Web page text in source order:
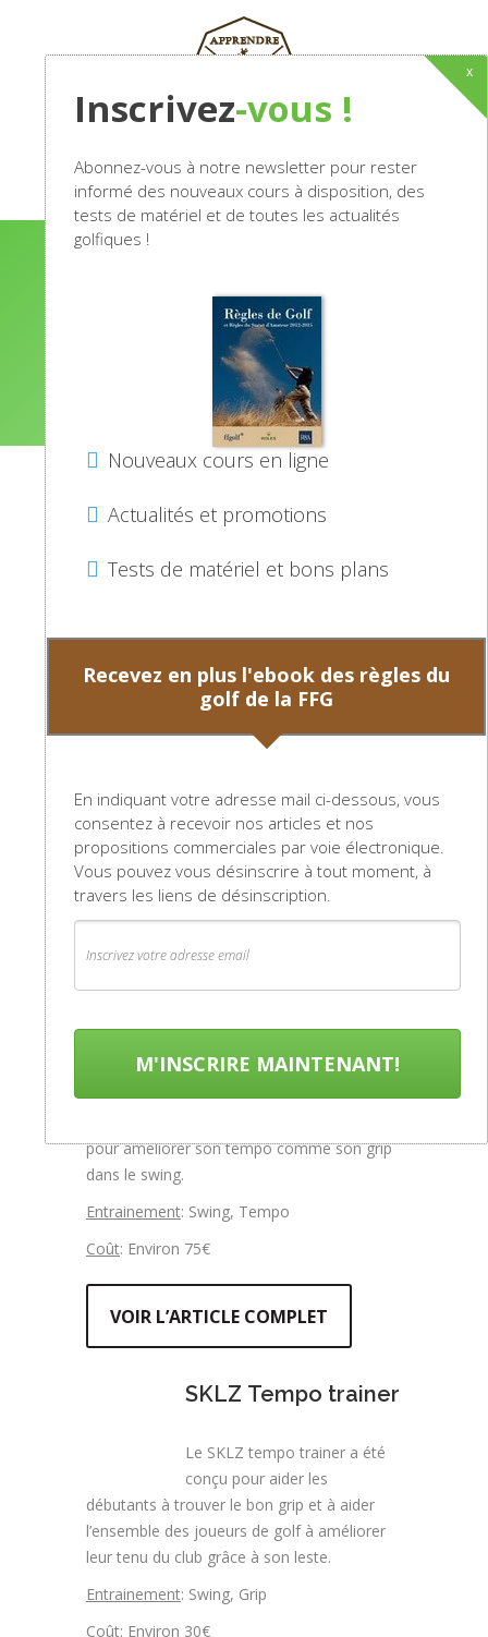
Menu
L’ENTRAÎNEMENT DU GOLFEUR
OUTILS D’ENTRAÎNEMENT
sont vraiment utiles?
Pas facile alors de savoir lesquels choisir
pour réellement progresser.
SKLZ Gold
Le SKLZ Gold flex
des phases du
swing en accentuant les sensations (grâce à
pour améliorer son tempo comme son grip
dans le swing.
Entrainement: Swing, Tempo
Coût: Environ 75€
VOIR L’ARTICLE COMPLET
SKLZ Tempo trainer
Le SKLZ tempo trainer a été
conçu pour aider les
débutants à trouver le bon grip et à aider
l’ensemble des joueurs de golf à améliorer
leur tenu du club grâce à son leste.
Entrainement: Swing, Grip
Coût: Environ 30€
Inscrivez-vous !
Abonnez-vous à notre newsletter pour rester
informé des nouveaux cours à disposition, des
tests de matériel et de toutes les actualités
golfiques !
Nouveaux cours en ligne
Actualités et promotions
Tests de matériel et bons plans
Recevez en plus l'ebook des règles du
golf de la FFG
En indiquant votre adresse mail ci-dessous, vous
consentez à recevoir nos articles et nos
propositions commerciales par voie électronique.
Vous pouvez vous désinscrire à tout moment, à
travers les liens de désinscription.
M'INSCRIRE MAINTENANT!
x